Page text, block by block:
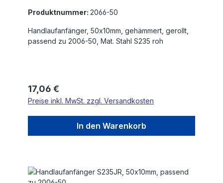
Produktnummer: 2066-50
Handlaufanfänger, 50x10mm, gehämmert, gerollt,
passend zu 2006-50, Mat. Stahl S235 roh
Regulärer Preis:
17,06 €
Preise inkl. MwSt. zzgl. Versandkosten
In den Warenkorb